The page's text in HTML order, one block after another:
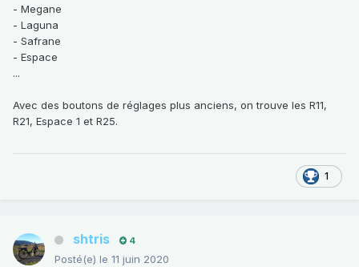
- Megane
- Laguna
- Safrane
- Espace
...
Avec des boutons de réglages plus anciens, on trouve les R11,
R21, Espace 1 et R25.
1
shtris 4
Posté(e) le 11 juin 2020